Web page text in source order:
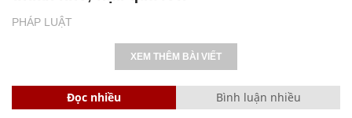
PHÁP LUẬT
XEM THÊM BÀI VIẾT
Đọc nhiều Bình luận nhiều